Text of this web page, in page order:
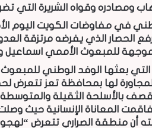
ومصادره وقواه الشريرة التي
في مفاوضات الكويت اليوم
الحصار الذي يفرضه مرتزقة
للمبعوث الأممي اسماعيل
المجاورة لها بمحافظة تعز تتعرض
للقصف بالأسلحة الثقيلة
المعاناة الإنسانية حيث
أن منطقة الصراري تتعرض